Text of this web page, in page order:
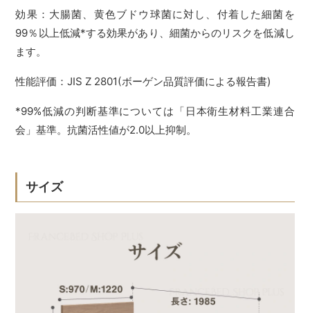
効果：大腸菌、黄色ブドウ球菌に対し、付着した細菌を
99％以上低減*する効果があり、細菌からのリスクを低減し
ます。
性能評価：JIS Z 2801(ボーゲン品質評価による報告書)
*99%低減の判断基準については「日本衛生材料工業連合
会」基準。抗菌活性値が2.0以上抑制。
サイズ